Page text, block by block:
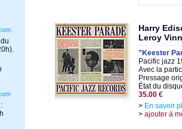
Harry
Leroy
"Keester
Pacific jazz
Avec la
Pressage
État du
35.00 €
> En savoir
> ajouter à